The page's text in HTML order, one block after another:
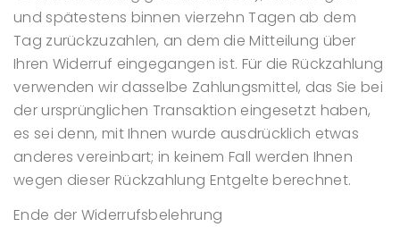
und spätestens binnen vierzehn Tagen ab dem
Tag zurückzuzahlen, an dem die Mitteilung über
Ihren Widerruf eingegangen ist. Für die Rückzahlung
verwenden wir dasselbe Zahlungsmittel, das Sie bei
der ursprünglichen Transaktion eingesetzt haben,
es sei denn, mit Ihnen wurde ausdrücklich etwas
anderes vereinbart; in keinem Fall werden Ihnen
wegen dieser Rückzahlung Entgelte berechnet.
Ende der Widerrufsbelehrung